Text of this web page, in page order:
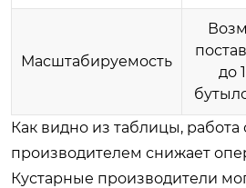
Масштабируемость
до
Как видно из таблицы,
производителем снижает
Кустарные производители